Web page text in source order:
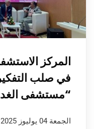
المركز
في صلب
“مستشفى